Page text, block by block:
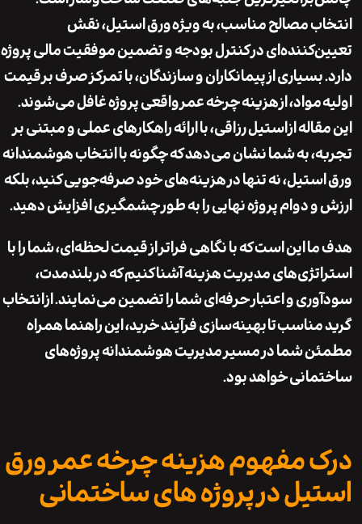
مصالح مناسب، به ویژهورق استیل، نقش
در کنترل بودجه و تضمین موفقیت مالی پروژه
از پیمانکاران و سازندگان، با تمرکز صرف برقیمت
مواد، ازهزینه چرخه عمرواقعی پروژه غافل می‌شوند.
ازاستیل رزاقی، با ارائه راهکارهای عملی و مبتنی بر
به شما نشان می‌دهد که چگونه با انتخاب هوشمندانه
نه تنها در هزینه‌های خود صرفه‌جویی کنید، بلکه
دوام پروژه نهایی را به طور چشمگیری افزایش دهید.
این است که با نگاهی فراتر از قیمت لحظه‌ای، شما را با
مدیریت هزینه آشنا کنیم که در بلندمدت،
و اعتبار حرفه‌ای شما را تضمین می‌نمایند. ازانتخاب
مناسبتابهینه‌سازی فرآیند خرید، این راهنما همراه
شما در مسیر مدیریت هوشمندانه پروژه‌های
خواهد بود.
مفهوم هزینه چرخه عمر ورق
در پروژه های ساختمانی